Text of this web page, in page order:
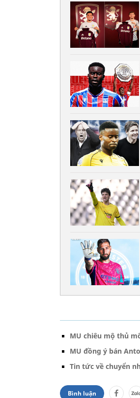
MU chiêu mộ thủ
MU đồng ý bán
Tin tức về chuyển
Bình luận